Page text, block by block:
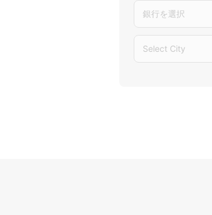
銀行を選択
Select City